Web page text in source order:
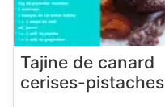
Tajine de canard
cerises-pistaches